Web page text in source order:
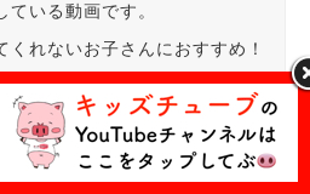
いる動画です。
くれないお子さんにおすすめ！
たくさんあって、色んなキャラ
子さんをわくわくした気持ちに
お子さんの関心を引き付けちゃ